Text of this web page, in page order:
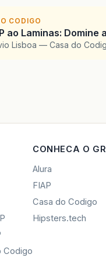
CODIGO
ao Laminas:
Lisboa — Casa do
Codigo
CONHECA O
Alura
FIAP
Casa do Codigo
Hipsters.tech